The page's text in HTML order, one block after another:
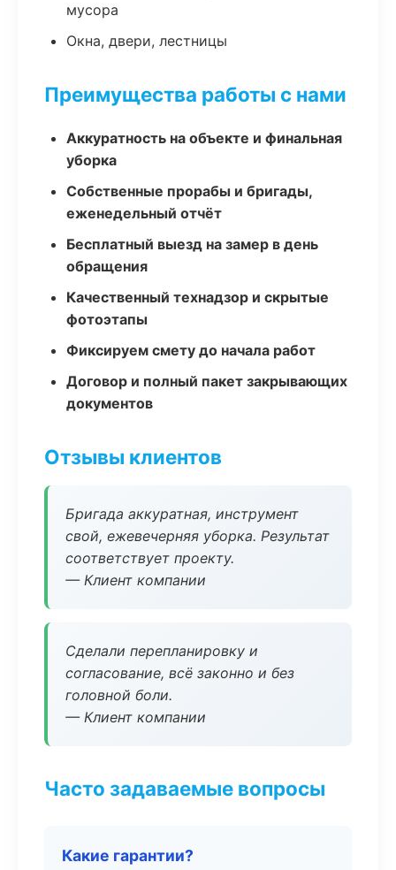
мусора
Окна, двери, лестницы
Преимущества работы с нами
Аккуратность на объекте и финальная
уборка
Собственные прорабы и бригады,
еженедельный отчёт
Бесплатный выезд на замер в день
обращения
Качественный технадзор и скрытые
фотоэтапы
Фиксируем смету до начала работ
Договор и полный пакет закрывающих
документов
Отзывы клиентов
Бригада аккуратная, инструмент
свой, ежевечерняя уборка. Результат
соответствует проекту.
— Клиент компании
Сделали перепланировку и
согласование, всё законно и без
головной боли.
— Клиент компании
Часто задаваемые вопросы
Какие гарантии?